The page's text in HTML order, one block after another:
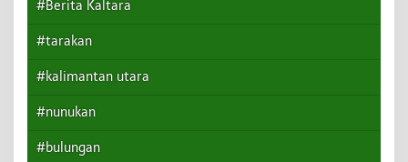
#Berita Kaltara
#tarakan
#kalimantan utara
#nunukan
#bulungan